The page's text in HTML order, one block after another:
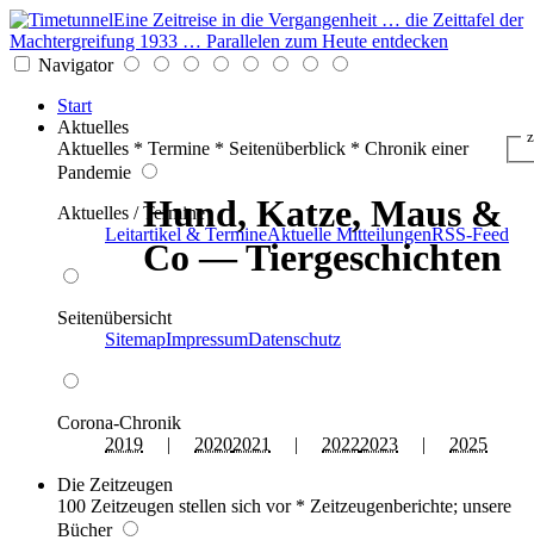
Eine Zeitreise in die Vergangenheit … die Zeittafel der
Machtergreifung 1933 … Parallelen zum Heute entdecken
Navigator
Start
Aktuelles
Aktuelles * Termine * Seitenüberblick * Chronik einer
Pandemie
Aktuelles / Termine
Leitartikel & TermineAktuelle MitteilungenRSS-Feed
Seitenübersicht
SitemapImpressumDatenschutz
Corona-Chronik
2019 | 20202021 | 20222023 | 2025
Die Zeitzeugen
100 Zeitzeugen stellen sich vor * Zeitzeugenberichte; unsere
Bücher
Hund, Katze, Maus &
Co — Tiergeschichten